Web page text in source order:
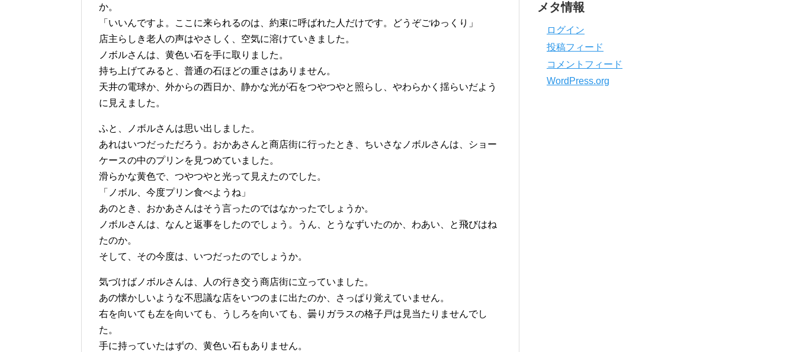
か。
「いいんですよ。ここに来られるのは、約束に呼ばれた人だけです。どうぞごゆっくり」
店主らしき老人の声はやさしく、空気に溶けていきました。
ノボルさんは、黄色い石を手に取りました。
持ち上げてみると、普通の石ほどの重さはありません。
天井の電球か、外からの西日か、静かな光が石をつやつやと照らし、やわらかく揺らいだよう
に見えました。
ふと、ノボルさんは思い出しました。
あれはいつだっただろう。おかあさんと商店街に行ったとき、ちいさなノボルさんは、ショー
ケースの中のプリンを見つめていました。
滑らかな黄色で、つやつやと光って見えたのでした。
「ノボル、今度プリン食べようね」
あのとき、おかあさんはそう言ったのではなかったでしょうか。
ノボルさんは、なんと返事をしたのでしょう。うん、とうなずいたのか、わあい、と飛びはね
たのか。
そして、その今度は、いつだったのでしょうか。
気づけばノボルさんは、人の行き交う商店街に立っていました。
あの懐かしいような不思議な店をいつのまに出たのか、さっぱり覚えていません。
右を向いても左を向いても、うしろを向いても、曇りガラスの格子戸は見当たりませんでし
た。
手に持っていたはずの、黄色い石もありません。
メタ情報
ログイン
投稿フィード
コメントフィード
WordPress.org